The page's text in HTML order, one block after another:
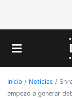
Inicio / Noticias /
empezó a generar